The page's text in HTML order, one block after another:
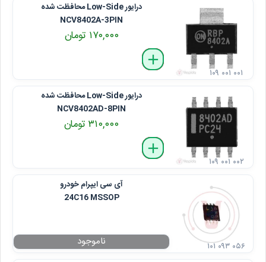
درایور Low-Side محافظت ‌شده
NCV8402A-3PIN
۱۷۰,۰۰۰ تومان
delete
remove
add
۱۰۹ ۰۰۱ ۰۰۱
درایور Low-Side محافظت ‌شده
NCV8402AD-8PIN
۳۱۰,۰۰۰ تومان
delete
remove
add
۱۰۹ ۰۰۱ ۰۰۲
آی سی ایپرام خودرو
24C16 MSSOP
۱۰۱ ۰۹۳ ۰۵۶